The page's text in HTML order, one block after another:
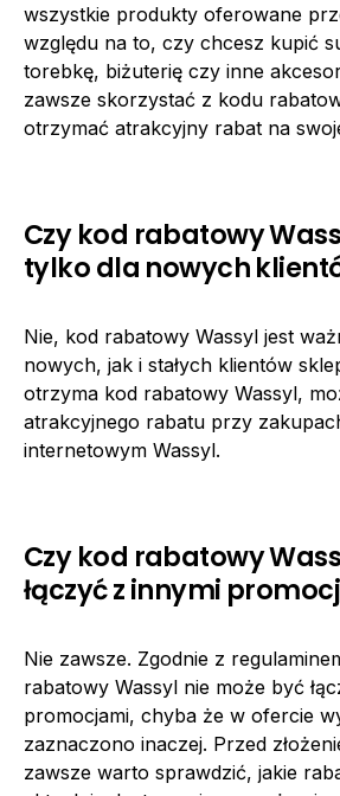
wszystkie produkty oferowane
względu na to, czy chcesz kupić
torebkę, biżuterię czy inne
zawsze skorzystać z kodu
otrzymać atrakcyjny rabat na
Czy kod rabatowy
tylko dla nowych
Nie, kod rabatowy Wassyl jest
nowych, jak i stałych klientów
otrzyma kod rabatowy Wassyl,
atrakcyjnego rabatu przy
internetowym Wassyl.
Czy kod rabatowy
łączyć z innymi
Nie zawsze. Zgodnie z
rabatowy Wassyl nie może być
promocjami, chyba że w ofercie
zaznaczono inaczej. Przed
zawsze warto sprawdzić, jakie